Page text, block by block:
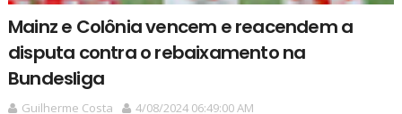
Mainz e Colônia vencem e reacendem a
disputa contra o rebaixamento na
Bundesliga
Guilherme Costa
4/08/2024 06:49:00 AM